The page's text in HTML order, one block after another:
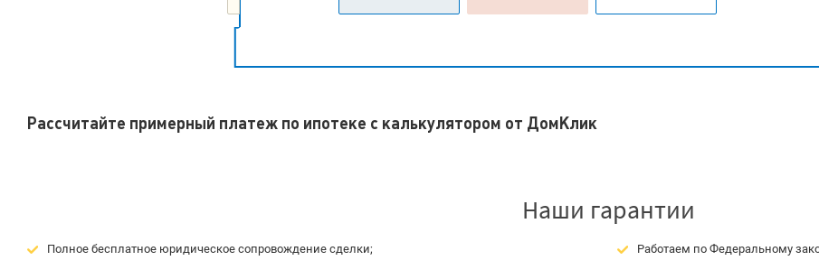
Рассчитайте примерный платеж по ипотеке с калькулятором от ДомКлик
Наши гарантии
Полное бесплатное юридическое сопровождение сделки; Работаем по Федеральному